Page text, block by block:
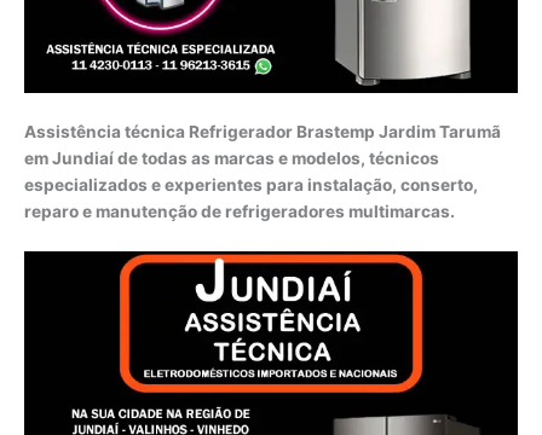
Assistência técnica Refrigerador Brastemp Jardim Tarumã
em Jundiaí de todas as marcas e modelos, técnicos
especializados e experientes para instalação, conserto,
reparo e manutenção de refrigeradores multimarcas.